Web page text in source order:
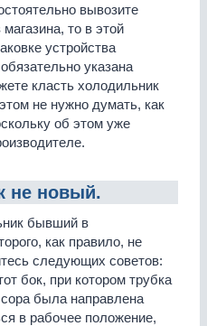
вывозите
то в этой
устройства
указана
класть холодильник
не нужно думать, как
об этом уже
не новый.
бывший в
как правило, не
следующих советов:
бок, при котором трубка
была направлена
в рабочее положение,